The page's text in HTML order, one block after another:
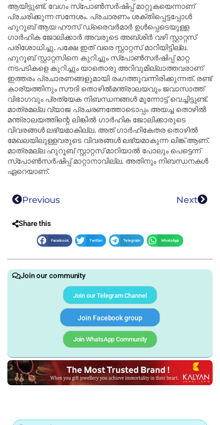
ആയിട്ടുണ്ട്. വേഗം സ്‌പോണ്‍സര്‍ഷിപ്പ് മാറ്റുകയെന്നാണ്
പ്രചരിക്കുന്ന സന്ദേശം. പ്രചാരണം ശക്തിപ്പെട്ടപ്പോള്‍
ഹുറൂബ് ആയ ഹൗസ് ഡ്രൈവർമാർ ഉള്‍പ്പെടെയുള്ള
ഗാര്‍ഹിക ജോലിക്കാര്‍ അവരുടെ അബ്ശിര്‍ വഴി സ്റ്റാറ്റസ്
പരിശോധിച്ചു. പക്ഷേ ഇത് വരെ സ്റ്റാറ്റസ് മാറിയിട്ടില്ല.
ഹുറൂബ് സ്റ്റാറ്റസിനെ കുറിച്ചും സ്‌പോണ്‍സര്‍ഷിപ്പ് മാറ്റ
നടപടികളെ കുറിച്ചും യാതൊരു അറിവുമില്ലാത്തവരാണ്
ഇത്തരം പ്രചാരണങ്ങളുമായി രംഗത്തുവന്നിരിക്കുന്നത്. രണ്ട്
കാര്യത്തിനും സൗദി തൊഴില്‍മന്ത്രാലയവും ജവാസാത്ത്
വിഭാഗവും പ്രത്യേക നിബന്ധനങ്ങള്‍ മുന്നോട്ട് വെച്ചിട്ടുണ്ട്.
മാത്രമല്ല വ്യാജ പ്രചരണത്തോടൊപ്പം അയച്ച തൊഴില്‍
മന്ത്രാലയത്തിന്റെ ലിങ്കില്‍ ഗാര്‍ഹിക ജോലിക്കാരുടെ
വിവരങ്ങള്‍ ലഭ്യമാകില്ല. അത് ഗാര്‍ഹികേതര തൊഴില്‍
മേഖലയിലുള്ളവരുടെ വിവരങ്ങള്‍ ലഭ്യമാകുന്ന ലിങ്ക് ആണ്.
മാത്രമല്ല ഹുറൂബ് സ്റ്റാറ്റസ് മാറിയാല്‍ പോലും പെട്ടെന്ന്
സ്‌പോണ്‍സര്‍ഷിപ്പ് മാറ്റാനാവില്ല. അതിനും നിബന്ധനകള്‍
ഏറെയാണ്.
Previous Next
Share this
Facebook Twitter Telegram WhatsApp
Join our community
Join our Telegram Channel
Join Facebook group
Join WhatsApp Community